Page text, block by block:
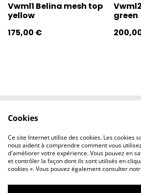
Vwml1 Belina mesh top
yellow
175,00 €
green
Contactez-nous
Politique de
confidentialité
Cookies
Ce site Internet utilise des cookies. Les cookies
nous aident à comprendre comment vous
d'améliorer votre expérience. Vous pouvez en
et contrôler la façon dont ils sont utilisés en
cookies ». Vous pouvez également consulter